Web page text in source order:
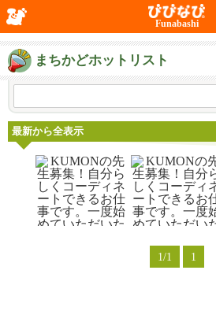
Funabashi
まちかどホットリスト
最新から全表示
1/1 1